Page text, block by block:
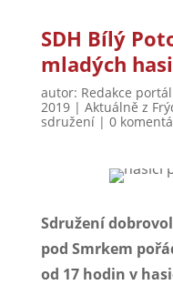
SDH Bílý
mladých
autor: Redakce
2019| Aktuálně z
sdružení| 0
Sdružení
pod Smrkem
od 17 hodin v